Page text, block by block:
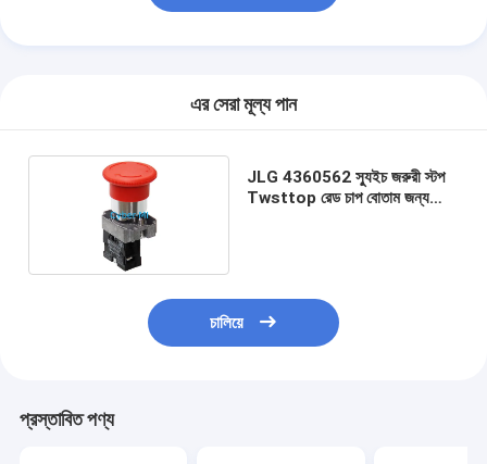
এর সেরা মূল্য পান
JLG 4360562 স্যুইচ জরুরী স্টপ
Twsttop রেড চাপ বোতাম জন্য
চালিয়ে
প্রস্তাবিত পণ্য